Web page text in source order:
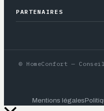
PARTENAIRES
© HomeConfort —
Mentions légales